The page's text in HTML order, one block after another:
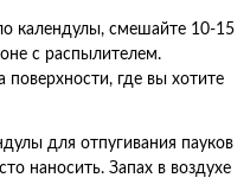
календулы, смешайте 10-15
с распылителем.
поверхности, где вы хотите
для отпугивания пауков
наносить. Запах в воздухе